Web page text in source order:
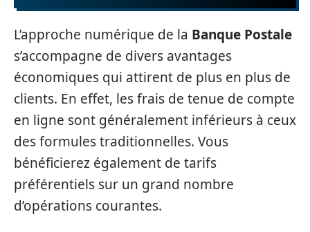
L’approche numérique de la Banque Postale
s’accompagne de divers avantages
économiques qui attirent de plus en plus de
clients. En effet, les frais de tenue de compte
en ligne sont généralement inférieurs à ceux
des formules traditionnelles. Vous
bénéficierez également de tarifs
préférentiels sur un grand nombre
d’opérations courantes.